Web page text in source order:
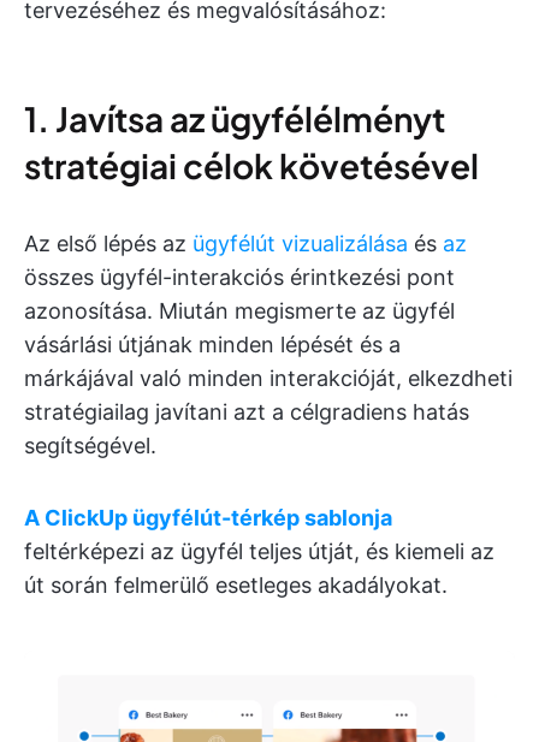
tervezéséhez és megvalósításához:
1. Javítsa az ügyfélélményt
stratégiai célok követésével
Az első lépés az ügyfélút vizualizálása és az
összes ügyfél-interakciós érintkezési pont
azonosítása. Miután megismerte az ügyfél
vásárlási útjának minden lépését és a
márkájával való minden interakcióját, elkezdheti
stratégiailag javítani azt a célgradiens hatás
segítségével.
A ClickUp ügyfélút-térkép sablonja
feltérképezi az ügyfél teljes útját, és kiemeli az
út során felmerülő esetleges akadályokat.